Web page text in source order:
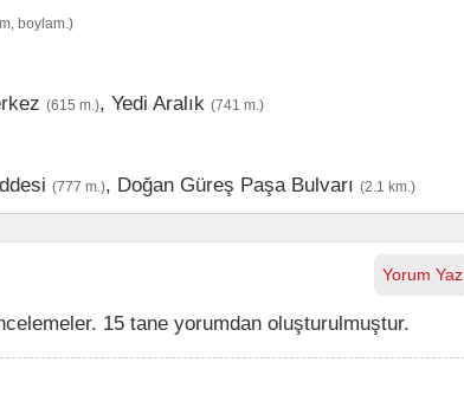
boylam.)
(615 m.), Yedi Aralık (741 m.)
(777 m.), Doğan Güreş Paşa Bulvarı (2.1 km.)
Yorum Yaz
15 tane yorumdan oluşturulmuştur.